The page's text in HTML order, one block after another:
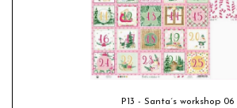
P13 - Santa´s workshop 06